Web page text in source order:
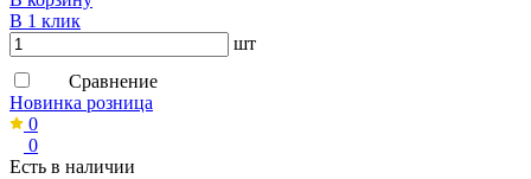
В 1 клик
шт
Сравнение
Новинка розница
0
0
Есть в наличии